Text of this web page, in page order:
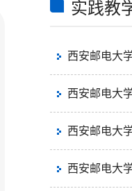
实践教
西安邮电大
西安邮电大
西安邮电大
西安邮电大